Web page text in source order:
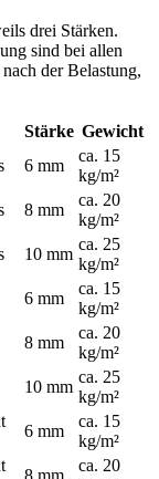
drei Stärken.
sind bei allen
der Belastung,
Stärke Gewicht
6 mm
ca. 15
kg/m²
8 mm
ca. 20
kg/m²
10 mm
ca. 25
kg/m²
6 mm
ca. 15
kg/m²
8 mm
ca. 20
kg/m²
10 mm
ca. 25
kg/m²
6 mm
ca. 15
kg/m²
ca. 20